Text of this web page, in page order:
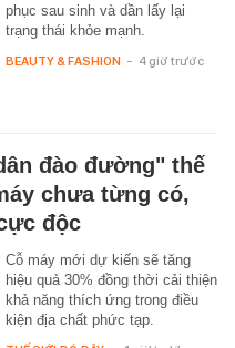
phục sau sinh và dần lấy lại
trạng thái khỏe mạnh.
BEAUTY & FASHION - 4 giờ trước
đào đường" thế
chưa từng có,
độc
Cỗ máy mới dự kiến sẽ tăng
hiệu quả 30% đồng thời cải thiện
khả năng thích ứng trong điều
kiện địa chất phức tạp.